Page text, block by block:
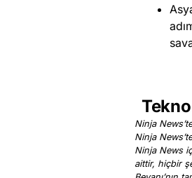
Ninja
Ninja
Ninja News
aittir, hiçbir